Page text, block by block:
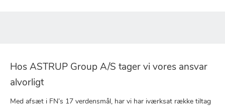
Hos ASTRUP Group A/S tager vi vores ansvar
alvorligt
Med afsæt i FN’s 17 verdensmål, har vi har iværksat række tiltag